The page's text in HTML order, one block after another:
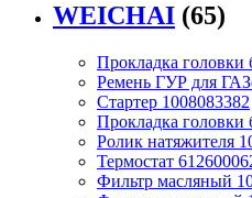
WEICHAI (65)
Прокладка головки
Ремень ГУР для
Стартер 1008083382
Прокладка головки
Ролик натяжителя
Термостат
Фильтр масляный